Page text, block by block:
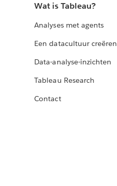
Wat is Tableau?
Analyses met agents
Een datacultuur creëren
Data-analyse-inzichten
Tableau Research
Contact